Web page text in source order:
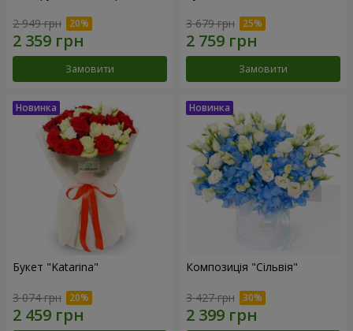
2 949 грн
Замовити
3 679 грн
Замовити
Букет "Katarina"
3 074 грн
Композиція "Сільвія"
3 427 грн